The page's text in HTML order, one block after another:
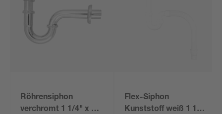
Röhrensiphon
verchromt 1 1/4" x 32
Flex-Siphon
Kunststoff weiß 1 1/2'